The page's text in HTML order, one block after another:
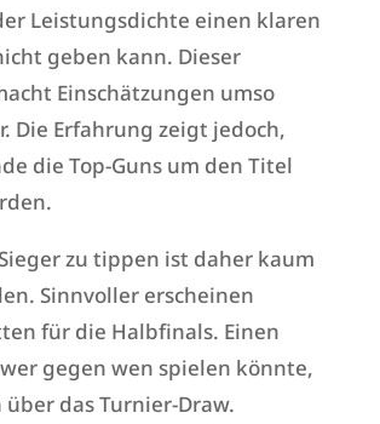
Leistungsdichte einen klaren
geben kann. Dieser
Einschätzungen umso
Die Erfahrung zeigt jedoch,
die Top-Guns um den Titel
zu tippen ist daher kaum
Sinnvoller erscheinen
für die Halbfinals. Einen
gegen wen spielen könnte,
das Turnier-Draw.